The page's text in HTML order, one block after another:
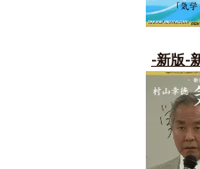
-新版-